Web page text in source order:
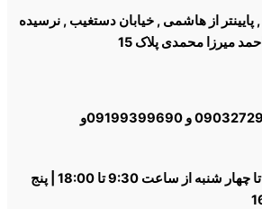
, پایینتر از هاشمی , خیابان دستغیب , نرسیده
میرزا محمدی پلاک 15
09100979969 و 09032729550 و 09199399690و
ساعت پاسخگويي شنبه تا چهار شنبه از ساعت 9:30 تا 18:00 | پنج